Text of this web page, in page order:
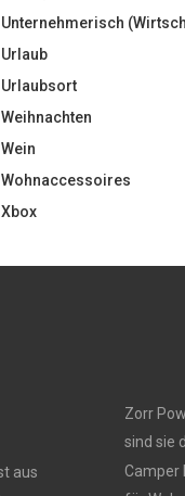
Unternehmerisch
Urlaub
Urlaubsort
Weihnachten
Wein
Wohnaccessoires
Xbox
aus
Zorr
sind sie
Camper